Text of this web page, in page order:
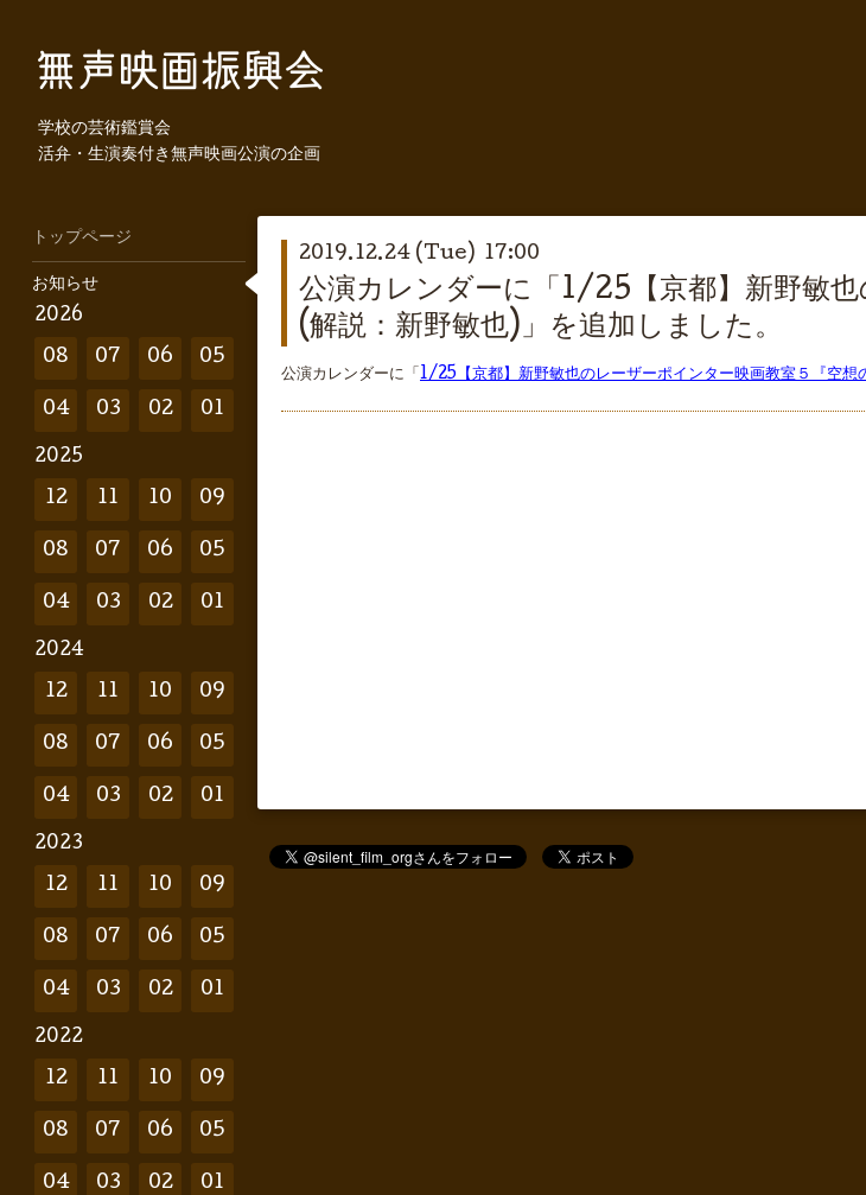
学校の芸術鑑賞会
活弁・生演奏付き無声映画公演の企画
2019.12.24 (Tue) 17:00
公演カレンダーに「1/25【京都】新野敏
(解説：新野敏也)」を追加しました。
公演カレンダーに「 1/25【京都】新野敏也のレーザーポインター映画教室５『空
トップページ
お知らせ
2026
08 07 06 05
04 03 02 01
2025
12 11 10 09
08 07 06 05
04 03 02 01
2024
12 11 10 09
08 07 06 05
04 03 02 01
2023
12 11 10 09
08 07 06 05
04 03 02 01
2022
12 11 10 09
08 07 06 05
04 03 02 01